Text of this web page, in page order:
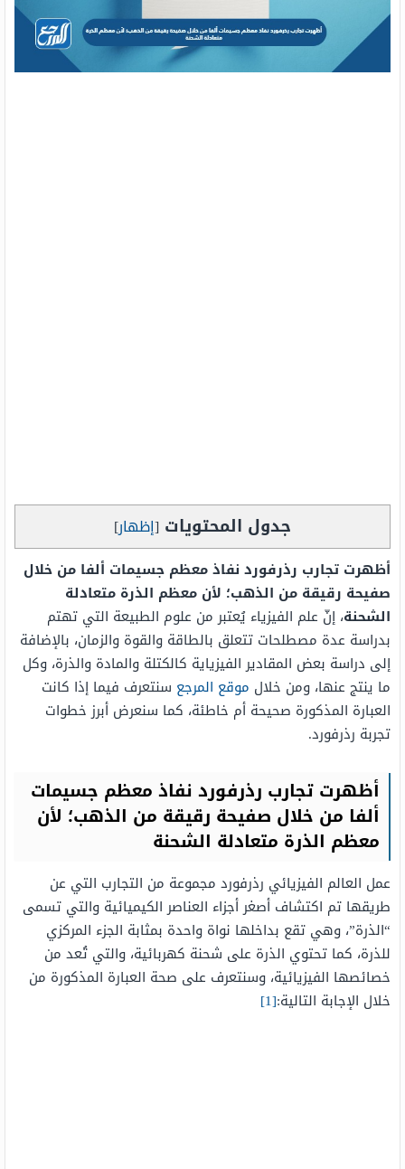
جدول المحتويات [إظهار]
أظهرت تجارب رذرفورد نفاذ معظم جسيمات ألفا من خلال
صفيحة رقيقة من الذهب؛ لأن معظم الذرة متعادلة
الشحنة، إنّ علم الفيزياء يُعتبر من علوم الطبيعة التي تهتم
بدراسة عدة مصطلحات تتعلق بالطاقة والقوة والزمان، بالإضافة
إلى دراسة بعض المقادير الفيزياية كالكتلة والمادة والذرة، وكل
ما ينتج عنها، ومن خلال موقع المرجع سنتعرف فيما إذا كانت
العبارة المذكورة صحيحة أم خاطئة، كما سنعرض أبرز خطوات
تجربة رذرفورد.
أظهرت تجارب رذرفورد نفاذ معظم جسيمات
ألفا من خلال صفيحة رقيقة من الذهب؛ لأن
معظم الذرة متعادلة الشحنة
عمل العالم الفيزيائي رذرفورد مجموعة من التجارب التي عن
طريقها تم اكتشاف أصغر أجزاء العناصر الكيميائية والتي تسمى
“الذرة”، وهي تقع بداخلها نواة واحدة بمثابة الجزء المركزي
للذرة، كما تحتوي الذرة على شحنة كهربائية، والتي تُعد من
خصائصها الفيزيائية، وسنتعرف على صحة العبارة المذكورة من
خلال الإجابة التالية:[1]